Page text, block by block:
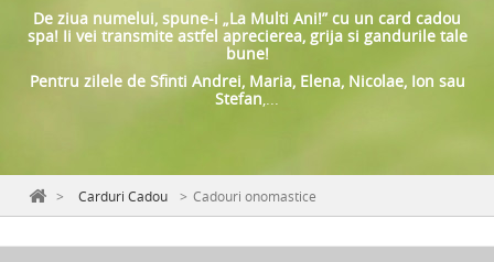
De ziua numelui, spune-i „La Multi Ani!” cu un card cadou
spa! Ii vei transmite astfel aprecierea, grija si gandurile tale
bune!
Pentru zilele de Sfinti Andrei, Maria, Elena, Nicolae, Ion sau
Stefan,...
> Carduri Cadou > Cadouri onomastice